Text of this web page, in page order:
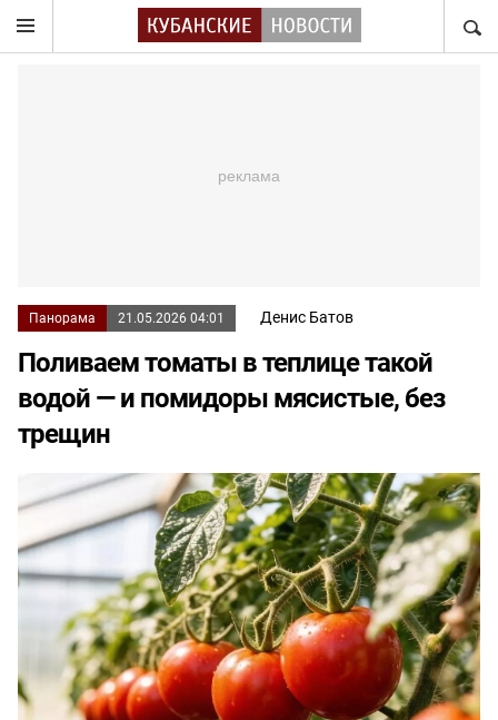
Панорама 21.05.2026 04:01 Денис Батов
Поливаем томаты в теплице такой
водой — и помидоры мясистые, без
трещин